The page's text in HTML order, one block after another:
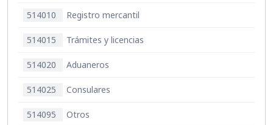
514010 Registro mercantil
514015 Trámites y licencias
514020 Aduaneros
514025 Consulares
514095 Otros